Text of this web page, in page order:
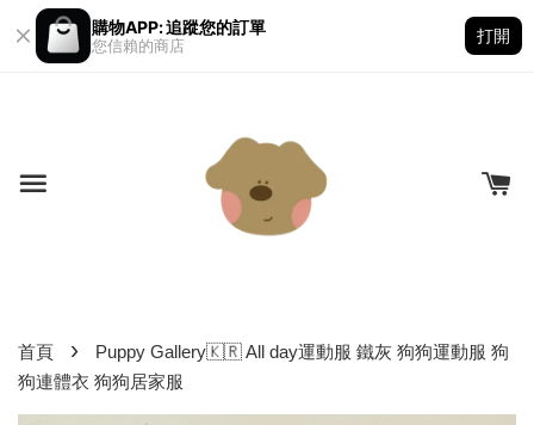
購物APP: 追蹤您的訂單
您信賴的商店
打開
首頁 ›
Puppy Gallery🇰🇷 All day運動服 鐵灰 狗狗運動服 狗
狗連體衣 狗狗居家服